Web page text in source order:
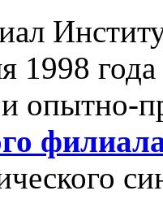
1998
опытно-